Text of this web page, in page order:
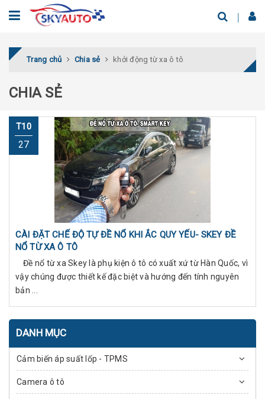
Trang chủ Chia sẻ khởi động từ xa ô tô
CHIA SẺ
T10
27
CÀI ĐẶT CHẾ ĐỘ TỰ ĐỀ NỔ KHI ẮC QUY YẾU- SKEY ĐỀ
NỔ TỪ XA Ô TÔ
Đề nổ từ xa Skey là phụ kiện ô tô có xuất xứ từ Hàn Quốc, vì
vậy chúng được thiết kế đặc biệt và hướng đến tính nguyên
bản ...
DANH MỤC
Cảm biến áp suất lốp - TPMS
Camera ô tô